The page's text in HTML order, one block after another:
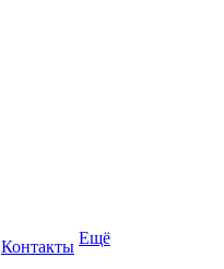
Контакты Ещё